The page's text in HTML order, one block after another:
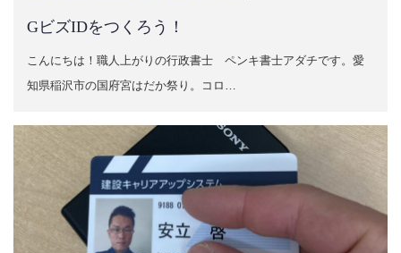
GビズIDをつくろう！
こんにちは！職人上がりの行政書士 ペンキ書士アダチです。愛
知県稲沢市の国府宮はだか祭り。コロ…